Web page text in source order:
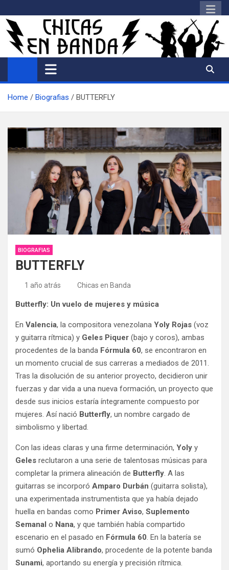
al
contenido
Home Biografias BUTTERFLY
BIOGRAFIAS
BUTTERFLY
1 año atrás Chicas en Banda
Butterfly: Un vuelo de mujeres y música
En Valencia, la compositora venezolana Yoly Rojas (voz
y guitarra rítmica) y Geles Piquer (bajo y coros), ambas
procedentes de la banda Fórmula 60, se encontraron en
un momento crucial de sus carreras a mediados de 2011.
Tras la disolución de su anterior proyecto, decidieron unir
fuerzas y dar vida a una nueva formación, un proyecto que
desde sus inicios estaría íntegramente compuesto por
mujeres. Así nació Butterfly, un nombre cargado de
simbolismo y libertad.
Con las ideas claras y una firme determinación, Yoly y
Geles reclutaron a una serie de talentosas músicas para
completar la primera alineación de Butterfly. A las
guitarras se incorporó Amparo Durbán (guitarra solista),
una experimentada instrumentista que ya había dejado
huella en bandas como Primer Aviso, Suplemento
Semanal o Nana, y que también había compartido
escenario en el pasado en Fórmula 60. En la batería se
sumó Ophelia Alibrando, procedente de la potente banda
Sunami, aportando su energía y precisión rítmica.